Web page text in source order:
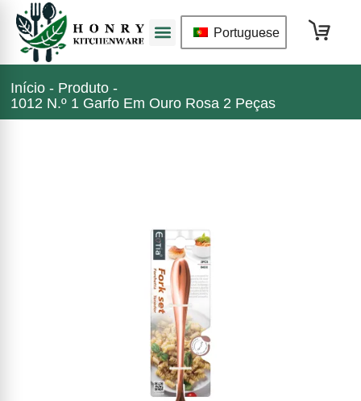
Portuguese
Início - Produto -
1012 N.º 1 Garfo Em Ouro Rosa 2 Peças